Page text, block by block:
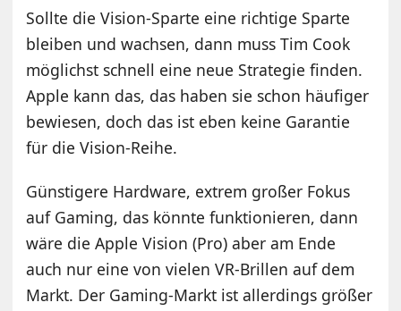
Sollte die Vision-Sparte eine richtige Sparte
bleiben und wachsen, dann muss Tim Cook
möglichst schnell eine neue Strategie finden.
Apple kann das, das haben sie schon häufiger
bewiesen, doch das ist eben keine Garantie
für die Vision-Reihe.
Günstigere Hardware, extrem großer Fokus
auf Gaming, das könnte funktionieren, dann
wäre die Apple Vision (Pro) aber am Ende
auch nur eine von vielen VR-Brillen auf dem
Markt. Der Gaming-Markt ist allerdings größer